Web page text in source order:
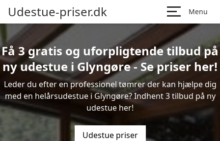
Udestue-priser.dk Menu
Få 3 gratis og uforpligtende tilbud på
ny udestue i Glyngøre - Se priser her!
Leder du efter en professionel tømrer der kan hjælpe dig
med en helårsudestue i Glyngøre? Indhent 3 tilbud på ny
udestue her!
Udestue priser